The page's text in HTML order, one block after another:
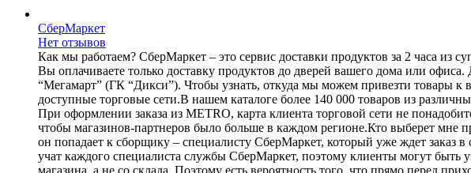
СберМаркет
Нет отзывов
Как мы работаем? СберМаркет – это cервис доставки продуктов за 2 часа из
Вы оплачиваете только доставку продуктов до дверей вашего дома или
“Мегамарт” (ГК “Дикси”). Чтобы узнать, откуда мы можем привезти товары к
доступные торговые сети.В нашем каталоге более 140 000 товаров из
При оформлении заказа из METRO, карта клиента торговой сети не
чтобы магазинов-партнеров было больше в каждом регионе.Кто выберет мне
он попадает к сборщику – специалисту СберМаркет, который уже ждет заказ
учат каждого специалиста службы СберМаркет, поэтому клиенты могут
магазина, а не со склада. Поэтому есть вероятность того, что прямо перед